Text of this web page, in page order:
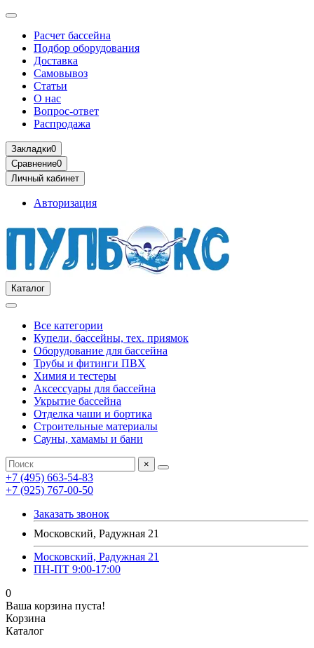
Расчет бассейна
Подбор оборудования
Доставка
Самовывоз
Статьи
О нас
Вопрос-ответ
Распродажа
Закладки0
Сравнение0
Личный кабинет
Авторизация
Каталог
Все категории
Купели, бассейны, тех. приямок
Оборудование для бассейна
Трубы и фитинги ПВХ
Химия и тестеры
Аксессуары для бассейна
Укрытие бассейна
Отделка чаши и бортика
Строительные материалы
Сауны, хамамы и бани
×
+7 (495) 663-54-83
+7 (925) 767-00-50
Заказать звонок
Московский, Радужная 21
Московский, Радужная 21
ПН-ПТ 9:00-17:00
0
Ваша корзина пуста!
Корзина
Каталог